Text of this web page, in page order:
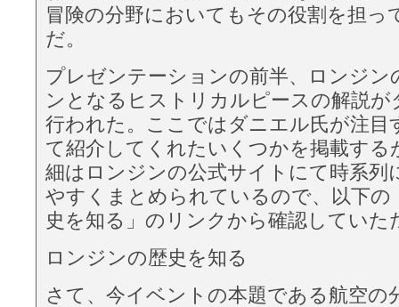
冒険の分野においてもその役割を担っ
だ。
プレゼンテーションの前半、ロンジン
ンとなるヒストリカルピースの解説
行われた。ここではダニエル氏が注目
て紹介してくれたいくつかを掲載する
細はロンジンの公式サイトにて時系列
やすくまとめられているので、以下の
史を知る」のリンクから確認していた
ロンジンの歴史を知る
さて、今イベントの本題である航空の